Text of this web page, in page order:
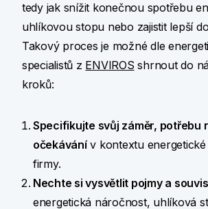
tedy jak snížit konečnou spotřebu
uhlíkovou stopu nebo zajistit lepší
Takový proces je možné dle
specialistů z ENVIROS shrnout do
kroků:
Specifikujte svůj záměr, potřebu
očekávánív kontextu
firmy.
Nechte si vysvětlit pojmy a
energetická náročnost, uhlíková